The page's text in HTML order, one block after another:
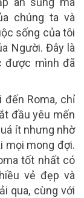
chúng ta và
sống của tôi
Người. Đây là
được mình đã
đến Roma, chỉ
đầu yêu mến
ít nhưng nhờ
mọi mong đợi.
tốt nhất có
vẻ đẹp và
qua, cùng với